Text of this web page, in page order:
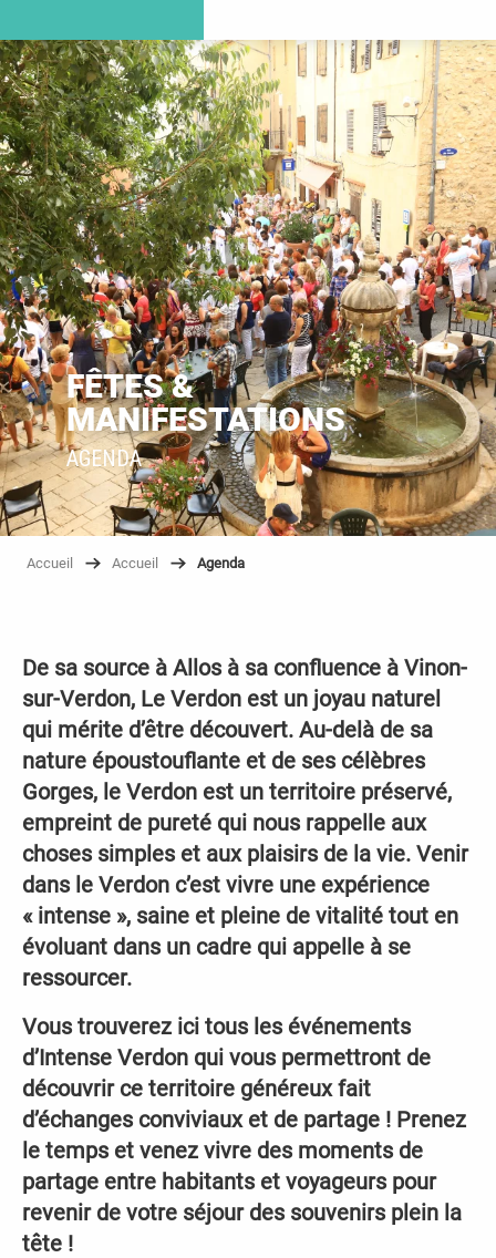
FÊTES &
MANIFESTATIONS
AGENDA
Accueil Accueil Agenda
De sa source à Allos à sa confluence à Vinon-
sur-Verdon, Le Verdon est un joyau naturel
qui mérite d’être découvert. Au-delà de sa
nature époustouflante et de ses célèbres
Gorges, le Verdon est un territoire préservé,
empreint de pureté qui nous rappelle aux
choses simples et aux plaisirs de la vie. Venir
dans le Verdon c’est vivre une expérience
« intense », saine et pleine de vitalité tout en
évoluant dans un cadre qui appelle à se
ressourcer.
Vous trouverez ici tous les événements
d’Intense Verdon qui vous permettront de
découvrir ce territoire généreux fait
d’échanges conviviaux et de partage ! Prenez
le temps et venez vivre des moments de
partage entre habitants et voyageurs pour
revenir de votre séjour des souvenirs plein la
tête !